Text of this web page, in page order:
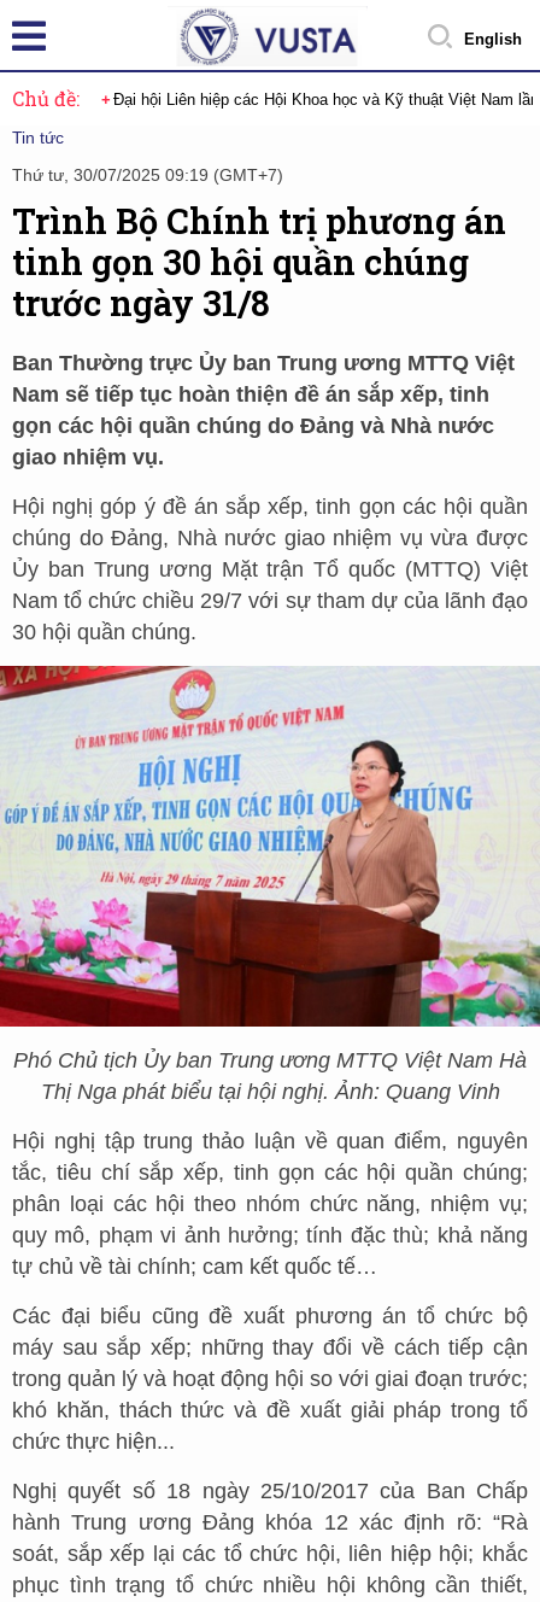
English
Chủ đề: Đại hội Liên hiệp các Hội Khoa học và Kỹ thuật Việt Nam
Tin tức
Thứ tư, 30/07/2025 09:19 (GMT+7)
Trình Bộ Chính trị phương án
tinh gọn 30 hội quần chúng
trước ngày 31/8
Ban Thường trực Ủy ban Trung ương MTTQ Việt
Nam sẽ tiếp tục hoàn thiện đề án sắp xếp, tinh
gọn các hội quần chúng do Đảng và Nhà nước
giao nhiệm vụ.
Hội nghị góp ý đề án sắp xếp, tinh gọn các hội quần
chúng do Đảng, Nhà nước giao nhiệm vụ vừa được
Ủy ban Trung ương Mặt trận Tổ quốc (MTTQ) Việt
Nam tổ chức chiều 29/7 với sự tham dự của lãnh đạo
30 hội quần chúng.
Phó Chủ tịch Ủy ban Trung ương MTTQ Việt Nam Hà
Thị Nga phát biểu tại hội nghị. Ảnh: Quang Vinh
Hội nghị tập trung thảo luận về quan điểm, nguyên
tắc, tiêu chí sắp xếp, tinh gọn các hội quần chúng;
phân loại các hội theo nhóm chức năng, nhiệm vụ;
quy mô, phạm vi ảnh hưởng; tính đặc thù; khả năng
tự chủ về tài chính; cam kết quốc tế…
Các đại biểu cũng đề xuất phương án tổ chức bộ
máy sau sắp xếp; những thay đổi về cách tiếp cận
trong quản lý và hoạt động hội so với giai đoạn trước;
khó khăn, thách thức và đề xuất giải pháp trong tổ
chức thực hiện...
Nghị quyết số 18 ngày 25/10/2017 của Ban Chấp
hành Trung ương Đảng khóa 12 xác định rõ: “Rà
soát, sắp xếp lại các tổ chức hội, liên hiệp hội; khắc
phục tình trạng tổ chức nhiều hội không cần thiết,